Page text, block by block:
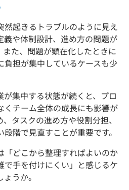
起きるトラブルのように見え
義や体制設計、進め方の問題が
た、問題が顕在化したときに
負担が集中しているケースも少
集中する状態が続くと、プロ
くチーム全体の成長にも影響が
タスクの進め方や役割分担、
階で見直すことが重要です。
「どこから整理すればよいのか
手を付けにくい」と感じるケ
うか。